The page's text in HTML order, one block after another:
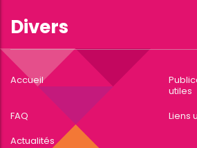
Divers
Accueil
utiles
FAQ
Liens
Actualités